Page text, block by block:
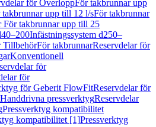
för ÖverloppFör takbrunnar upp
upp till 12 l/sFör takbrunnar
För takbrunnar upp till 25
Infästningssystem d250–
TillbehörFör takbrunnarReservdelar för
Konventionell
för
för
för Geberit FlowFitReservdelar för
Handdrivna pressverktygReservdelar
Pressverktyg kompatibilitet
kompatibilitet [1]Pressverktyg